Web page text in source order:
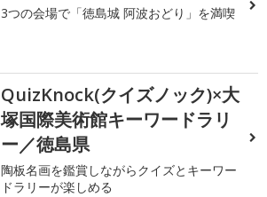
3つの会場で「徳島城 阿波おどり」を満喫
QuizKnock(クイズノック)×大
塚国際美術館キーワードラリ
ー／徳島県
陶板名画を鑑賞しながらクイズとキーワー
ドラリーが楽しめる